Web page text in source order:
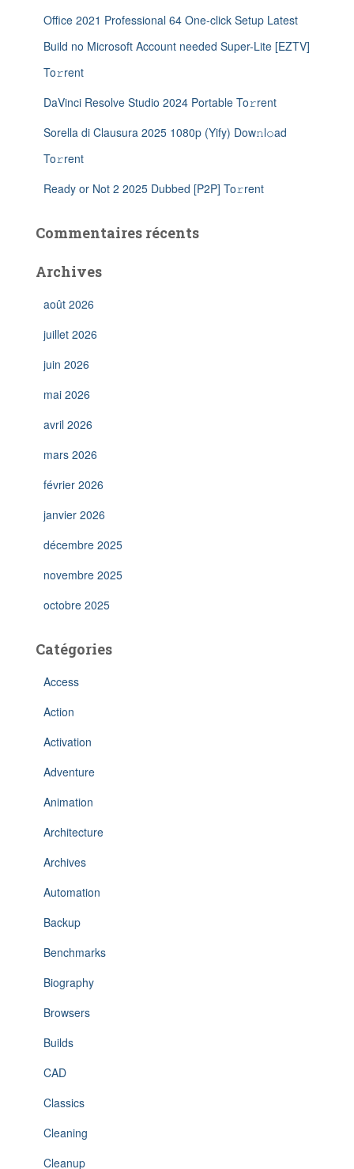
Office 2021 Professional 64 One-click Setup Latest
Build no Microsoft Account needed Super-Lite [EZTV]
To𝚛rent
DaVinci Resolve Studio 2024 Portable To𝚛rent
Sorella di Clausura 2025 1080p (Yify) Dow𝚗l𝚘ad
To𝚛rent
Ready or Not 2 2025 Dubbed [P2P] To𝚛rent
Commentaires récents
Archives
août 2026
juillet 2026
juin 2026
mai 2026
avril 2026
mars 2026
février 2026
janvier 2026
décembre 2025
novembre 2025
octobre 2025
Catégories
Access
Action
Activation
Adventure
Animation
Architecture
Archives
Automation
Backup
Benchmarks
Biography
Browsers
Builds
CAD
Classics
Cleaning
Cleanup